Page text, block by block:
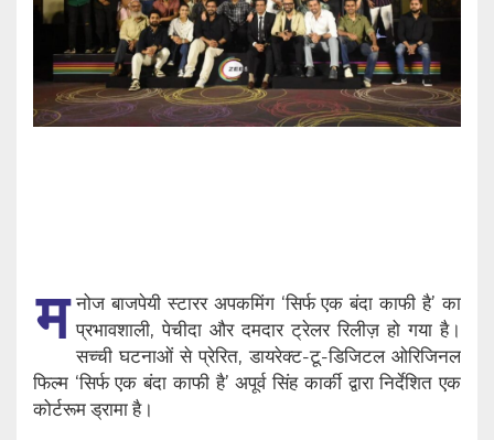
म नोज बाजपेयी स्टारर अपकमिंग ‘सिर्फ एक बंदा काफी है’ का
प्रभावशाली, पेचीदा और दमदार ट्रेलर रिलीज़ हो गया है।
सच्ची घटनाओं से प्रेरित, डायरेक्ट-टू-डिजिटल ओरिजिनल
फिल्म ‘सिर्फ एक बंदा काफी है’ अपूर्व सिंह कार्की द्वारा निर्देशित एक
कोर्टरूम ड्रामा है।